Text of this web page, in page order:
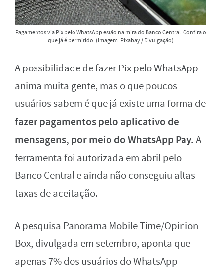
Pagamentos via Pix pelo WhatsApp estão na mira do Banco Central. Confira o
que já é permitido. (Imagem: Pixabay / Divulgação)
A possibilidade de fazer Pix pelo WhatsApp
anima muita gente, mas o que poucos
usuários sabem é que já existe uma forma de
fazer pagamentos pelo aplicativo de
mensagens, por meio do WhatsApp Pay.A
ferramenta foi autorizada em abril pelo
Banco Central e ainda não conseguiu altas
taxas de aceitação.
A pesquisa Panorama Mobile Time/Opinion
Box, divulgada em setembro, aponta que
apenas 7% dos usuários do WhatsApp